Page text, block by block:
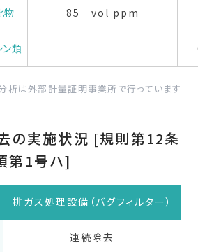
物 85 vol ppm
ン類
析は外部計量証明事業所で行っています
の実施状況 [規則第12条
第1号ハ]
排ガス処理設備（バグフィルター）
連続除去